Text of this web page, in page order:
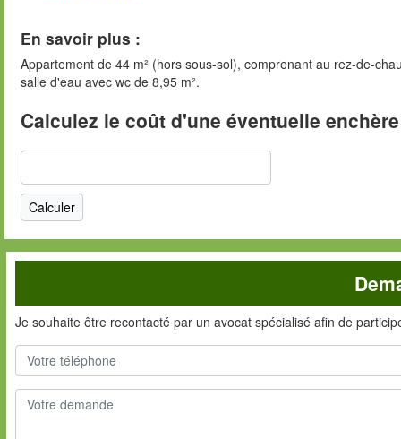
En savoir plus :
Appartement de 44 m² (hors sous-sol), comprenant au rez-de-
salle d'eau avec wc de 8,95 m².
Calculez le coût d'une éventuelle
Je souhaite être recontacté par un avocat spécialisé afin de